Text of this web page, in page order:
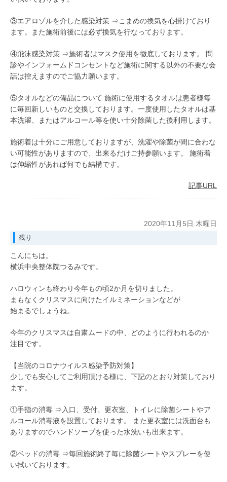
③エアロゾルを介した感染対策 ⇒こまめの換気を心掛けており
ます。また施術前後には必ず換気を行なっております。
④飛沫感染対策 ⇒施術者はマスク使用を徹底しております。 問
診やインフォームドコンセントなど施術に関する以外の不要な会
話は控えますのでご協力願います。
⑤タオルなどの備品について 施術に使用するタオルは患者様毎
に毎回新しいものと交換しております。一度使用したタオルは基
本洗濯、またはアルコール等を使い十分除菌した後利用します。
施術着は十分にご用意しておりますが、洗濯や除菌が間に合わな
い可能性がありますので、出来るだけご持参願います。 施術着
は伸縮性があれば何でも結構です。
記事URL
2020年11月5日 木曜日
残り
こんにちは。
横浜中央整体院つるみです。
ハロウィンも終わり今年もの頃2か月を切りました。
まもなくクリスマスに向けたイルミネーションなどが
始まるでしょうね。
今年のクリスマスは自粛ムードの中、どのように行われるのか
注目です。
【当院のコロナウイルス感染予防対策】
少しでも安心してご利用頂ける様に、下記のとおり対策しており
ます。
①手指の消毒 ⇒入口、受付、更衣室、トイレに除菌シートやア
ルコール消毒液を設置しております。 また更衣室には洗面台も
ありますのでハンドソープを使った水洗いも出来ます。
②ベッドの消毒 ⇒毎回施術終了毎に除菌シートやスプレーを使
い拭いております。